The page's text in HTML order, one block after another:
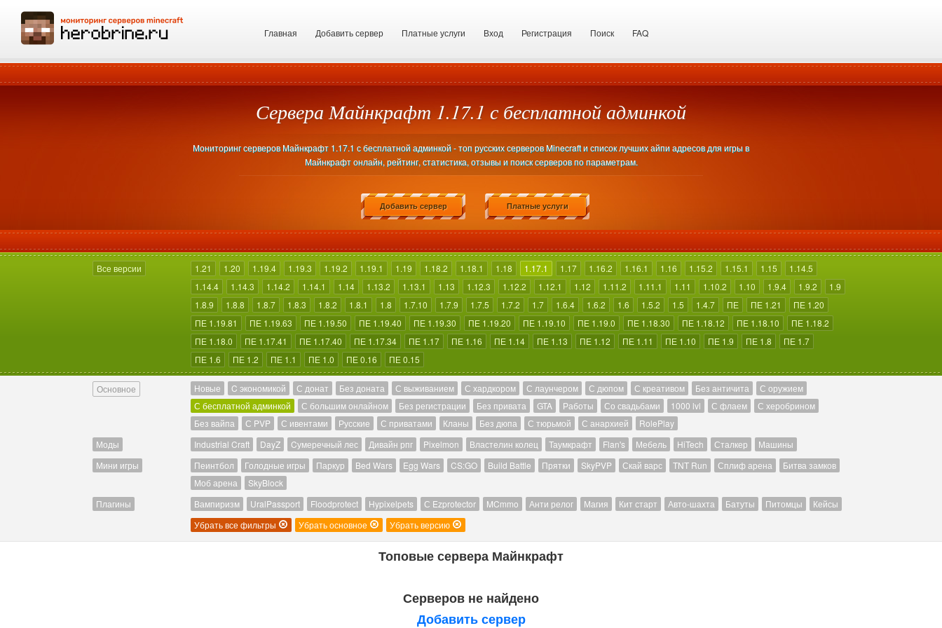
Главная Добавить сервер Платные услуги Вход Регистрация Поиск FAQ
Сервера Майнкрафт 1.17.1 с бесплатной админкой
Мониторинг серверов Майнкрафт 1.17.1 с бесплатной админкой - топ русских серверов Minecraft и список лучших айпи адресов для игры в
Майнкрафт онлайн, рейтинг, статистика, отзывы и поиск серверов по параметрам.
Добавить сервер Платные услуги
Все версии 1.21 1.20 1.19.4 1.19.3 1.19.2 1.19.1 1.19 1.18.2 1.18.1 1.18 1.17.1 1.17 1.16.2 1.16.1 1.16 1.15.2 1.15.1 1.15
1.14.5
1.14.4
1.14.3 1.14.2 1.14.1 1.14 1.13.2 1.13.1 1.13 1.12.3 1.12.2 1.12.1 1.12 1.11.2 1.11.1 1.11 1.10.2 1.10 1.9.4 1.9.2
1.9
1.8.9
1.8.8 1.8.7 1.8.3 1.8.2 1.8.1 1.8 1.7.10 1.7.9 1.7.5 1.7.2 1.7 1.6.4 1.6.2 1.6 1.5.2 1.5 1.4.7 ПЕ ПЕ 1.21
ПЕ 1.20
ПЕ 1.19.81
ПЕ 1.19.63 ПЕ 1.19.50 ПЕ 1.19.40 ПЕ 1.19.30 ПЕ 1.19.20 ПЕ 1.19.10 ПЕ 1.19.0 ПЕ 1.18.30 ПЕ 1.18.12 ПЕ 1.18.10
ПЕ 1.18.2
ПЕ 1.18.0
ПЕ 1.17.41 ПЕ 1.17.40 ПЕ 1.17.34 ПЕ 1.17 ПЕ 1.16 ПЕ 1.14 ПЕ 1.13 ПЕ 1.12 ПЕ 1.11 ПЕ 1.10 ПЕ 1.9 ПЕ 1.8
ПЕ 1.7
ПЕ 1.6
ПЕ 1.2 ПЕ 1.1 ПЕ 1.0 ПЕ 0.16 ПЕ 0.15
Основное Новые C экономикой С донат Без доната С выживанием С хардкором С лаунчером С дюпом С креативом Без античита
С оружием
С бесплатной админкой
С большим онлайном Без регистрации Без привата GTA Работы Со свадьбами 1000 lvl С флаем
С херобрином
Без вайпа
С PVP С ивентами Русские С приватами Кланы Без дюпа С тюрьмой С анархией
RolePlay
Моды
Industrial Craft DayZ Cумеречный лес Дивайн рпг Pixelmon Властелин колец Таумкрафт Flan's Мебель HiTech Сталкер
Машины
Мини игры
Пеинтбол Голодные игры Паркур Bed Wars Egg Wars CS:GO Build Battle Прятки SkyPVP Скай варс TNT Run Сплиф арена
Битва замков
Моб арена
SkyBlock
Плагины
Вампиризм UralPassport Floodprotect Hypixelpets С Ezprotector MCmmo Анти релог Магия Кит старт Авто-шахта Батуты Питомцы
Кейсы
Убрать все фильтры
Убрать основное Убрать версию
Топовые сервера Майнкрафт
Серверов не найдено
Добавить сервер